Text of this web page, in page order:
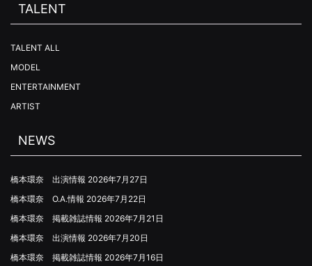
TALENT
TALENT ALL
MODEL
ENTERTAINMENT
ARTIST
NEWS
橋本環奈 出演情報 2026年7月27日
橋本環奈 O.A.情報 2026年7月22日
橋本環奈 掲載雑誌情報 2026年7月21日
橋本環奈 出演情報 2026年7月20日
橋本環奈 掲載雑誌情報 2026年7月16日